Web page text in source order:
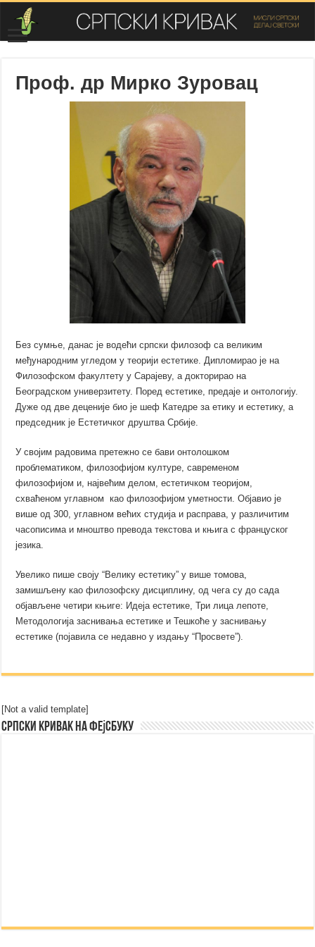
Проф. др Мирко Зуровац
Без сумње, данас је водећи српски филозоф са великим
међународним угледом у теорији естетике. Дипломирао је на
Филозофском факултету у Сарајеву, а докторирао на
Београдском универзитету. Поред естетике, предаје и онтологију.
Дуже од две деценије био је шеф Катедре за етику и естетику, а
председник је Естетичког друштва Србије.
У својим радовима претежно се бави онтолошком
проблематиком, филозофијом културе, савременом
филозофијом и, највећим делом, естетичком теоријом,
схваћеном углавном као филозофијом уметности. Објавио је
више од 300, углавном већих студија и расправа, у различитим
часописима и мноштво превода текстова и књига с француског
језика.
Увелико пише своју “Велику естетику” у више томова,
замишљену као филозофску дисциплину, од чега су до сада
објављене четири књиге: Идеја естетике, Три лица лепоте,
Методологија заснивања естетике и Тешкоће у заснивању
естетике (појавила се недавно у издању “Просвете”).
[Not a valid template]
Српски Кривак на Фејсбуку